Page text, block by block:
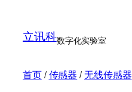
立讯科数字化实验室
首页/传感器 /无线传感器